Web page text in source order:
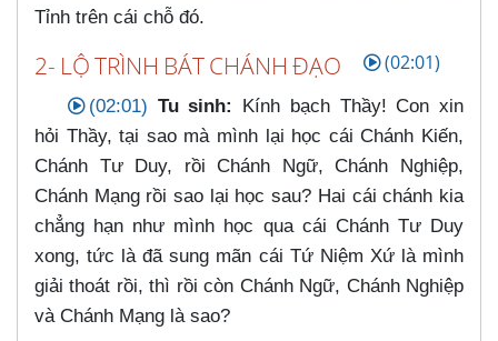
Tỉnh trên cái chỗ đó.
2- LỘ TRÌNH BÁT CHÁNH ĐẠO (02:01)
(02:01) Tu sinh:
Kính bạch Thầy! Con xin
hỏi Thầy, tại sao mà mình lại học cái Chánh Kiến,
Chánh Tư Duy, rồi Chánh Ngữ, Chánh Nghiệp,
Chánh Mạng rồi sao lại học sau? Hai cái chánh kia
chẳng hạn như mình học qua cái Chánh Tư Duy
xong, tức là đã sung mãn cái Tứ Niệm Xứ là mình
giải thoát rồi, thì rồi còn Chánh Ngữ, Chánh Nghiệp
và Chánh Mạng là sao?